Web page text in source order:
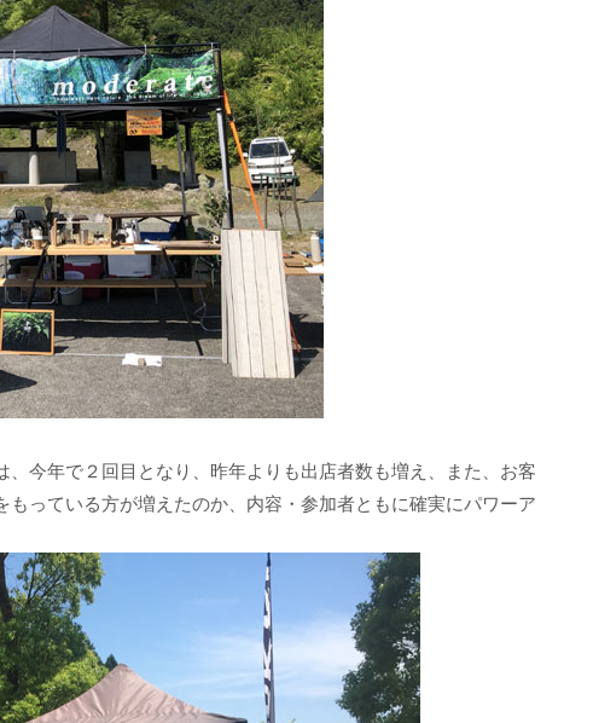
今年で２回目となり、昨年よりも出店者数も増え、また、お客
っている方が増えたのか、内容・参加者ともに確実にパワーア